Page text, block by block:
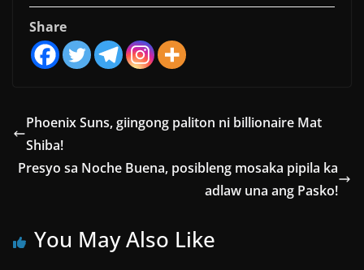
Share
Phoenix Suns, giingong paliton ni billionaire Mat
Shiba!
Presyo sa Noche Buena, posibleng mosaka pipila ka
adlaw una ang Pasko!
You May Also Like